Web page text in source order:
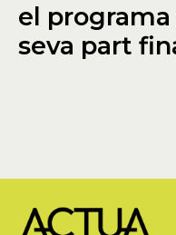
el programa
seva part